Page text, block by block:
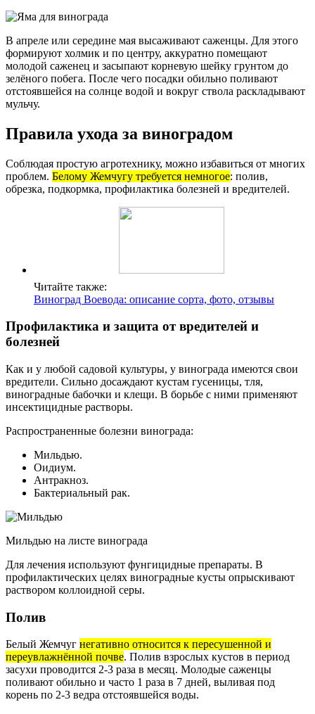
В апреле или середине мая высаживают саженцы. Для этого
формируют холмик и по центру, аккуратно помещают
молодой саженец и засыпают корневую шейку грунтом до
зелёного побега. После чего посадки обильно поливают
отстоявшейся на солнце водой и вокруг ствола раскладывают
мульчу.
Правила ухода за виноградом
Соблюдая простую агротехнику, можно избавиться от многих
проблем. Белому Жемчугу требуется немногое: полив,
обрезка, подкормка, профилактика болезней и вредителей.
Читайте также:
Виноград Воевода: описание сорта, фото, отзывы
Профилактика и защита от вредителей и
болезней
Как и у любой садовой культуры, у винограда имеются свои
вредители. Сильно досаждают кустам гусеницы, тля,
виноградные бабочки и клещи. В борьбе с ними применяют
инсектицидные растворы.
Распространенные болезни винограда:
Мильдью.
Оидиум.
Антракноз.
Бактериальный рак.
Мильдью на листе винограда
Для лечения используют фунгицидные препараты. В
профилактических целях виноградные кусты опрыскивают
раствором коллоидной серы.
Полив
Белый Жемчуг негативно относится к пересушенной и
переувлажнённой почве. Полив взрослых кустов в период
засухи проводится 2-3 раза в месяц. Молодые саженцы
поливают обильно и часто 1 раза в 7 дней, выливая под
корень по 2-3 ведра отстоявшейся воды.